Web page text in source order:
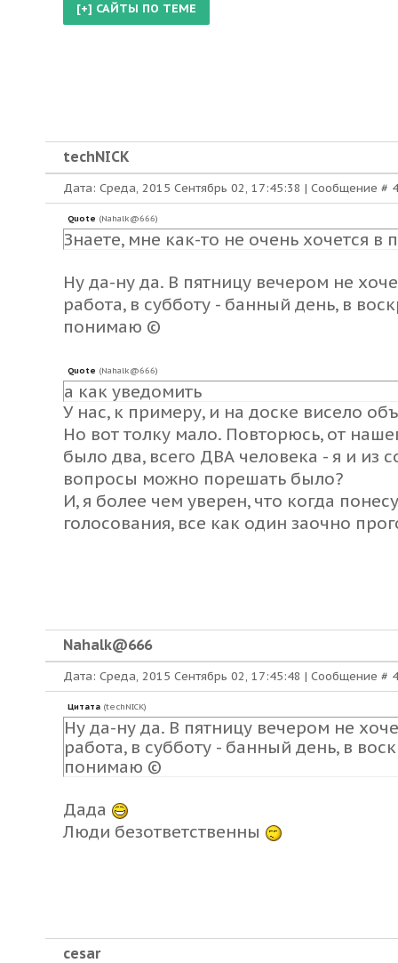
techNICK
Дата: Среда, 2015 Сентябрь 02, 17:45:38 | Сообщение #
Quote (Nahalk@666)
Знаете, мне как-то не очень хочется в
Ну да-ну да. В пятницу вечером не
работа, в субботу - банный день, в
понимаю ©
Quote (Nahalk@666)
а как уведомить
У нас, к примеру, и на доске висело
Но вот толку мало. Повторюсь, от
было два, всего ДВА человека - я и из
вопросы можно порешать было?
И, я более чем уверен, что когда
голосования, все как один заочно
Nahalk@666
Дата: Среда, 2015 Сентябрь 02, 17:45:48 | Сообщение #
Цитата (techNICK)
Ну да-ну да. В пятницу вечером не
работа, в субботу - банный день, в
понимаю ©
Дада
Люди безответственны
cesar